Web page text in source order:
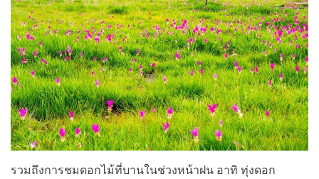
รวมถึงการชมดอกไม้ที่บานในช่วงหน้าฝน อาทิ ทุ่งดอก